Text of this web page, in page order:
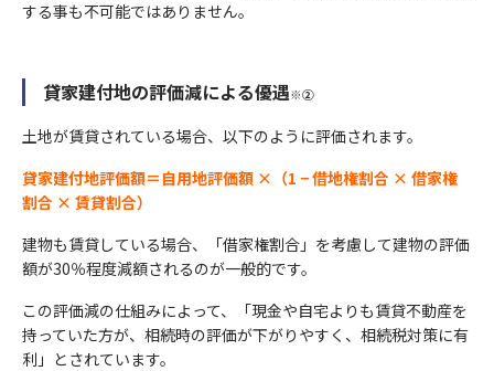
する事も不可能ではありません。
貸家建付地の評価減による優遇※②
土地が賃貸されている場合、以下のように評価されます。
貸家建付地評価額＝自用地評価額 ×（1 − 借地権割合 × 借家権
割合 × 賃貸割合）
建物も賃貸している場合、「借家権割合」を考慮して建物の評価
額が30％程度減額されるのが一般的です。
この評価減の仕組みによって、「現金や自宅よりも賃貸不動産を
持っていた方が、相続時の評価が下がりやすく、相続税対策に有
利」とされています。